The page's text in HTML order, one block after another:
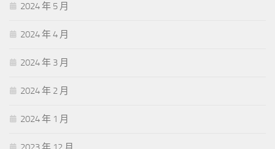
2024 年 5 月
2024 年 4 月
2024 年 3 月
2024 年 2 月
2024 年 1 月